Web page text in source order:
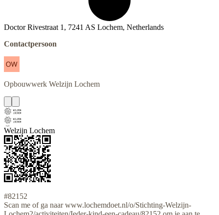
Doctor Rivestraat 1, 7241 AS Lochem, Netherlands
Contactpersoon
Opbouwwerk Welzijn Lochem
Welzijn Lochem
#82152
Scan me of ga naar www.lochemdoet.nl/o/Stichting-Welzijn-